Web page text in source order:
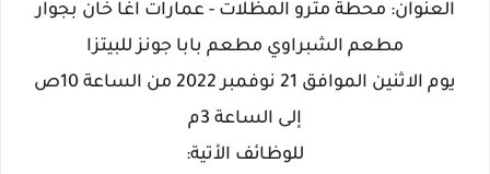
العنوان: محطة مترو المظلات - عمارات اغا خان بجوار
مطعم الشبراوي مطعم بابا جونز للبيتزا
يوم الاثنين الموافق 21 نوفمبر 2022 من الساعة 10ص
إلى الساعة 3م
للوظائف الأتية: